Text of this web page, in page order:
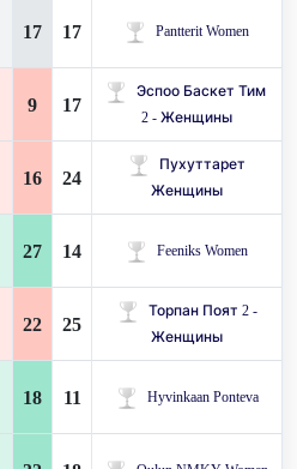
17 17 Pantterit Women
9 17
Эспоо Баскет Тим ​​
2 - Женщины
16 24
Пухуттарет
Женщины
27 14 Feeniks Women
22 25
Торпан Поят 2 -
Женщины
18 11 Hyvinkaan Ponteva